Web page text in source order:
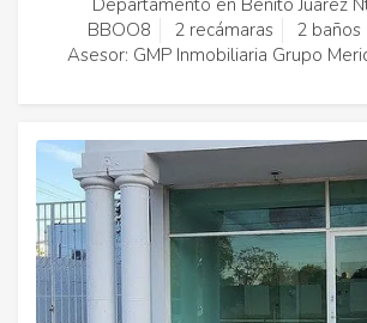
BBOO8
2 recámaras 2 baños
Asesor: GMP Inmobiliaria Grupo